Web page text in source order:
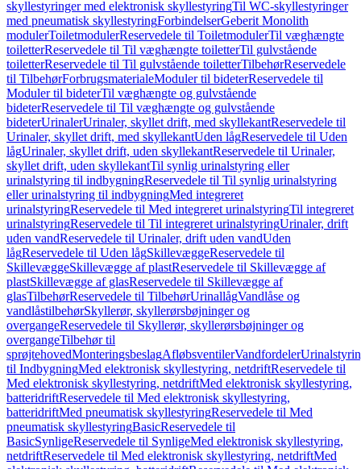
skyllestyringer med elektronisk skyllestyringTil WC-skyllestyringer
med pneumatisk skyllestyringForbindelserGeberit Monolith
modulerToiletmodulerReservedele til ToiletmodulerTil væghængte
toiletterReservedele til Til væghængte toiletterTil gulvstående
toiletterReservedele til Til gulvstående toiletterTilbehørReservedele
til TilbehørForbrugsmaterialeModuler til bideterReservedele til
Moduler til bideterTil væghængte og gulvstående
bideterReservedele til Til væghængte og gulvstående
bideterUrinalerUrinaler, skyllet drift, med skyllekantReservedele til
Urinaler, skyllet drift, med skyllekantUden lågReservedele til Uden
lågUrinaler, skyllet drift, uden skyllekantReservedele til Urinaler,
skyllet drift, uden skyllekantTil synlig urinalstyring eller
urinalstyring til indbygningReservedele til Til synlig urinalstyring
eller urinalstyring til indbygningMed integreret
urinalstyringReservedele til Med integreret urinalstyringTil integreret
urinalstyringReservedele til Til integreret urinalstyringUrinaler, drift
uden vandReservedele til Urinaler, drift uden vandUden
lågReservedele til Uden lågSkillevæggeReservedele til
SkillevæggeSkillevægge af plastReservedele til Skillevægge af
plastSkillevægge af glasReservedele til Skillevægge af
glasTilbehørReservedele til TilbehørUrinallågVandlåse og
vandlåstilbehørSkyllerør, skyllerørsbøjninger og
overgangeReservedele til Skyllerør, skyllerørsbøjninger og
overgangeTilbehør til
sprøjtehovedMonteringsbeslagAfløbsventilerVandfordeler
til IndbygningMed elektronisk skyllestyring, netdriftReservedele til
Med elektronisk skyllestyring, netdriftMed elektronisk skyllestyring,
batteridriftReservedele til Med elektronisk skyllestyring,
batteridriftMed pneumatisk skyllestyringReservedele til Med
pneumatisk skyllestyringBasicReservedele til
BasicSynligeReservedele til SynligeMed elektronisk skyllestyring,
netdriftReservedele til Med elektronisk skyllestyring, netdriftMed